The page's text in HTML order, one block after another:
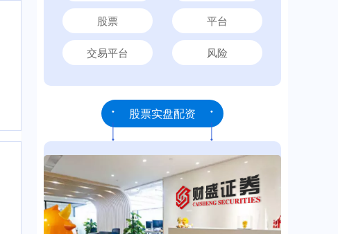
股票 平台
交易平台 风险
股票实盘配资